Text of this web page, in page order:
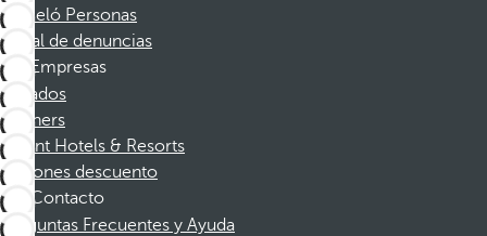
Barceló Personas
Canal de denuncias
Empresas
Afiliados
Partners
Dorint Hotels & Resorts
Cupones descuento
Contacto
Preguntas Frecuentes y Ayuda